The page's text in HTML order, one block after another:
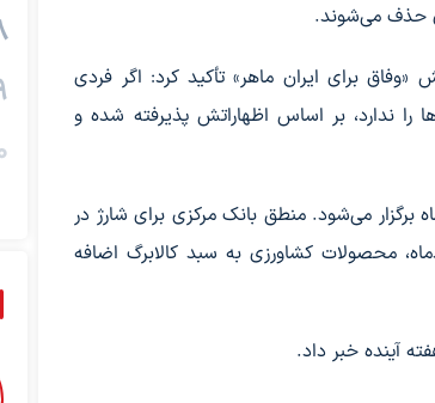
حذف می‌شوند.
برای ایران ماهر» تأکید کرد: اگر فردی
را ندارد، بر اساس اظهاراتش پذیرفته شده و
برگزار می‌شود. منطق بانک مرکزی برای شارژ در
محصولات کشاورزی به سبد کالابرگ اضافه